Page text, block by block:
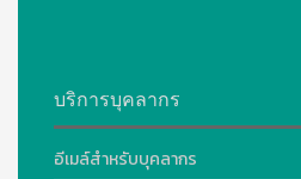
บริการบุคลากร
อีเมล์สำหรับบุคลากร